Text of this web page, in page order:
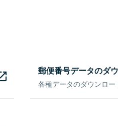
郵便番号データのダ
各種データのダウンロー